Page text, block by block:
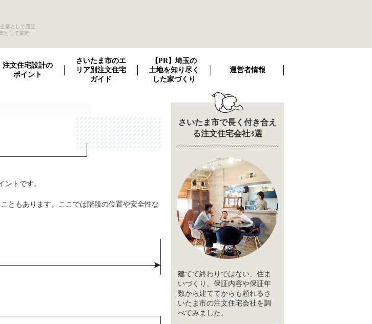
業として選定
として選定
注文住宅設計の
ポイント
さいたま市のエ
リア別注文住宅
ガイド
【PR】埼玉の
土地を知り尽く
した家づくり
運営者情報
トです。
ともあります。ここでは階段の位置や安全性な
さいたま市で長く付き合え
る注文住宅会社3選
建てて終わりではない、住ま
いづくり。保証内容や保証年
数から建ててからも頼れるさ
いたま市の注文住宅会社を調
べてみました。